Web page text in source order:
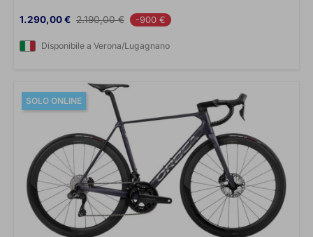
Prezzo
1.290,00 € Prezzo base
2.190,00 € -900 €
Disponibile a Verona/Lugagnano
SOLO ONLINE